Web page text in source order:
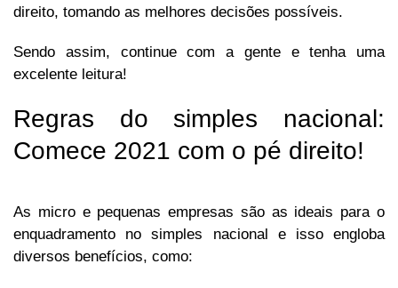
direito, tomando as melhores decisões possíveis.
Sendo assim, continue com a gente e tenha uma
excelente leitura!
Regras do simples nacional:
Comece 2021 com o pé direito!
As micro e pequenas empresas são as ideais para o
enquadramento no simples nacional e isso engloba
diversos benefícios, como: